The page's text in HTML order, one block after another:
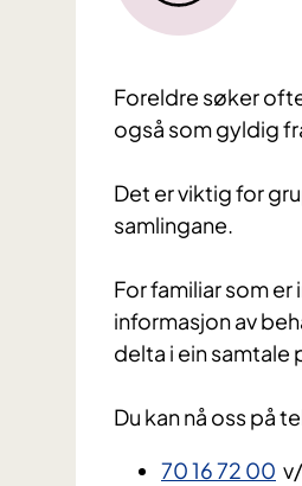
Foreldre søker
også som gyldig
Det er viktig for
samlingane.
For familiar som
informasjon av
delta i ein samtale
Du kan nå oss på
70 16 72 00